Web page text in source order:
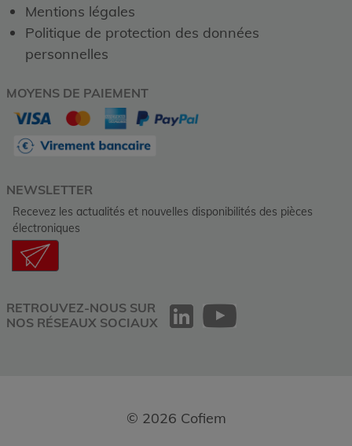
Mentions légales
Politique de protection des données
personnelles
MOYENS DE PAIEMENT
NEWSLETTER
Recevez les actualités et nouvelles disponibilités des pièces
électroniques
RETROUVEZ-NOUS SUR
NOS RÉSEAUX SOCIAUX
© 2026 Cofiem